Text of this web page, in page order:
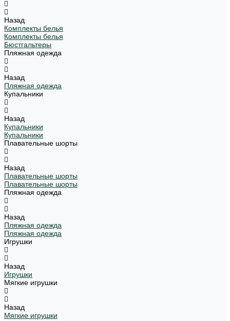
Назад
Комплекты белья
Комплекты белья
Бюстгальтеры
Пляжная одежда
Назад
Пляжная одежда
Купальники
Назад
Купальники
Купальники
Плавательные шорты
Назад
Плавательные шорты
Плавательные шорты
Пляжная одежда
Назад
Пляжная одежда
Пляжная одежда
Игрушки
Назад
Игрушки
Мягкие игрушки
Назад
Мягкие игрушки